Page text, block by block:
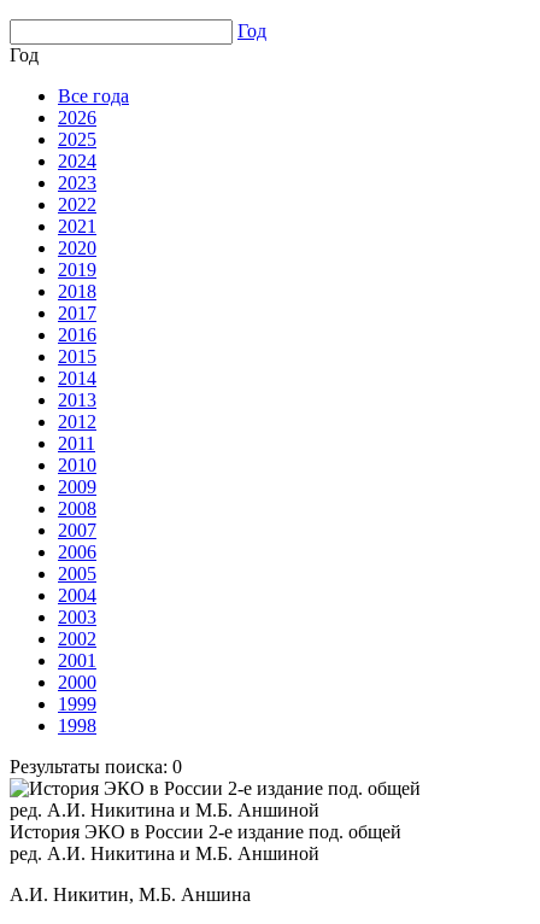
Год
Год
Все года
2026
2025
2024
2023
2022
2021
2020
2019
2018
2017
2016
2015
2014
2013
2012
2011
2010
2009
2008
2007
2006
2005
2004
2003
2002
2001
2000
1999
1998
Результаты поиска: 0
История ЭКО в России 2-е издание под. общей
ред. А.И. Никитина и М.Б. Аншиной
А.И. Никитин, М.Б. Аншина